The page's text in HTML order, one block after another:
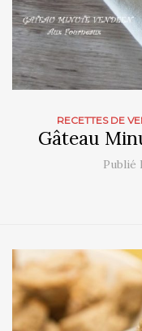
RECETTES DE
Gâteau
Publié